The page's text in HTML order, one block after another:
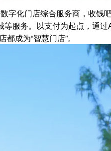
字化门店综合服务商，收钱
服务。以支付为起点，通
成为“智慧门店”。